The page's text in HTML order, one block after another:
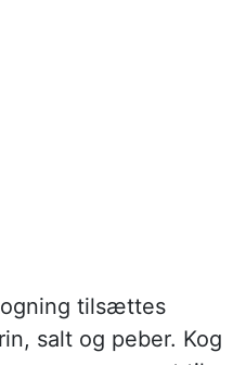
tilsættes
salt og peber. Kog